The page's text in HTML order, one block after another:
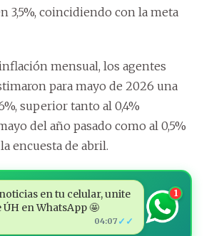
3,5%, coincidiendo con la meta
mensual, los agentes
para mayo de 2026 una
superior tanto al 0,4%
del año pasado como al 0,5%
encuesta de abril.
en tu celular, unite
ÚH en WhatsApp 🤩
04:07 ✓✓
1